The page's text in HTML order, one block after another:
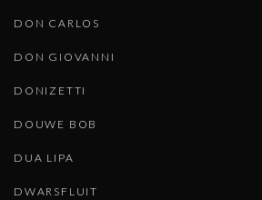
DON CARLOS
DON GIOVANNI
DONIZETTI
DOUWE BOB
DUA LIPA
DWARSFLUIT